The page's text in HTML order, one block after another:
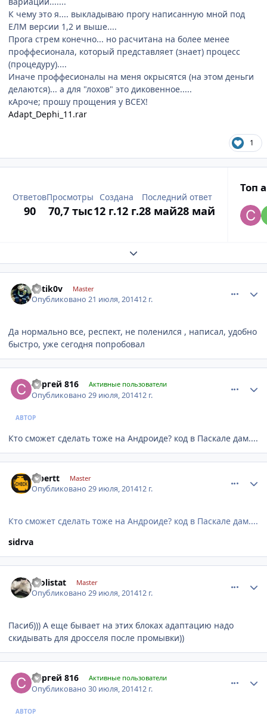
К чему это я.... выкладываю прогу написанную мной под
ЕЛМ версии 1,2 и выше....
Прога стрем конечно... но расчитана на более менее
проффесионала, который представляет (знает) процесс
(процедуру)....
Иначе проффесионалы на меня окрысятся (на этом деньги
делаются)... а для "лохов" это диковенное.....
кАроче; прошу прощения у ВСЕХ!
Adapt_Dephi_11.rar
1
Ответов
90
Просмотры
70,7 тыс
Создана
12 г.12 г.
Последний ответ
28 май28 май
Топ
Expand topic overview
k0tik0v Master
Опубликовано21 июля, 201412 г.
Да нормально все, респект, не поленился , написал, удобно
быстро, уже сегодня попробовал
Сергей 816 Активные пользователи
Опубликовано29 июля, 201412 г.
АВТОР
Кто сможет сделать тоже на Андроиде? код в Паскале дам....
albertt Master
Опубликовано29 июля, 201412 г.
Кто сможет сделать тоже на Андроиде? код в Паскале дам....
sidrva
molistat Master
Опубликовано29 июля, 201412 г.
Пасиб))) А еще бывает на этих блоках адаптацию надо
скидывать для дросселя после промывки))
Сергей 816 Активные пользователи
Опубликовано30 июля, 201412 г.
АВТОР